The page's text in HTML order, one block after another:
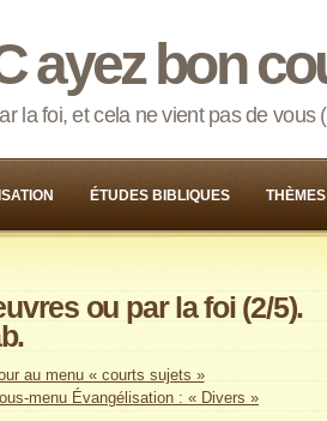
ayez bon
la foi, et cela ne vient pas de vous
ÉTUDES BIBLIQUES
ou par la foi (2/5).
au menu « courts sujets »
menu Évangélisation : « Divers »